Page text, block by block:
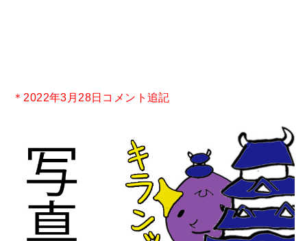
＊2022年3月28日コメント追記